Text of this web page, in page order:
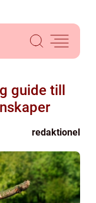
guide till
redaktionel